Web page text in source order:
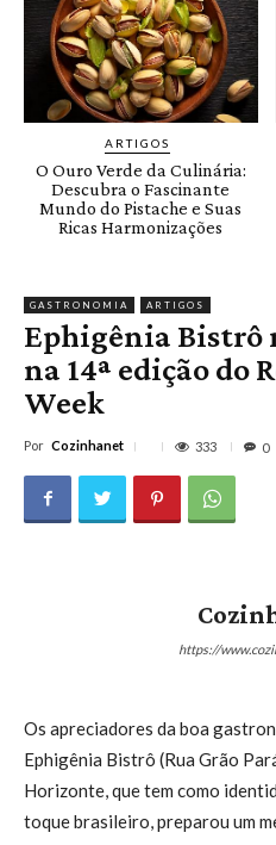
ARTIGOS
O Ouro Verde da Culinária:
Descubra o Fascinante
Mundo do Pistache e Suas
Ricas Harmonizações